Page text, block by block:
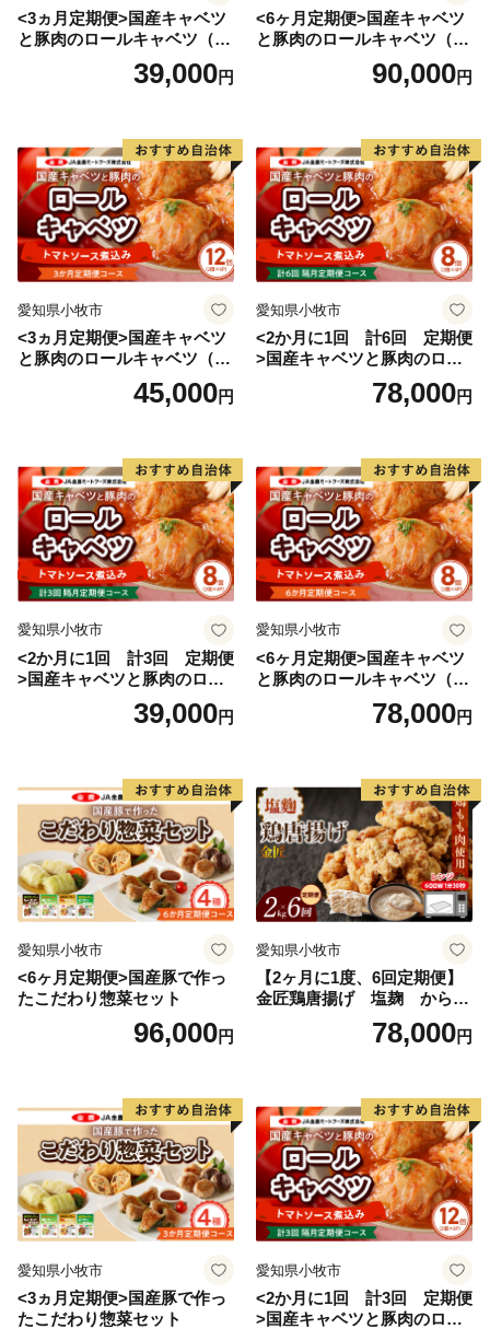
<3ヵ月定期便>国産キャベツ
と豚肉のロールキャベツ（4P
39,000円
<6ヶ月定期便>国産キャベツ
と豚肉のロールキャベツ（6P
90,000円
愛知県小牧市
<3ヵ月定期便>国産キャベツ
と豚肉のロールキャベツ（6P
45,000円
愛知県小牧市
<2か月に1回 計6回 定期便
>国産キャベツと豚肉のロー
ルキャベツ（4P入り）
78,000円
愛知県小牧市
<2か月に1回 計3回 定期便
>国産キャベツと豚肉のロー
ルキャベツ（4P入り）
39,000円
愛知県小牧市
<6ヶ月定期便>国産キャベツ
と豚肉のロールキャベツ（4P
78,000円
愛知県小牧市
<6ヶ月定期便>国産豚で作っ
たこだわり惣菜セット
96,000円
愛知県小牧市
【2ヶ月に1度、6回定期便】
金匠鶏唐揚げ 塩麹 からあ
78,000円
愛知県小牧市
<3ヵ月定期便>国産豚で作っ
たこだわり惣菜セット
愛知県小牧市
<2か月に1回 計3回 定期便
>国産キャベツと豚肉のロー